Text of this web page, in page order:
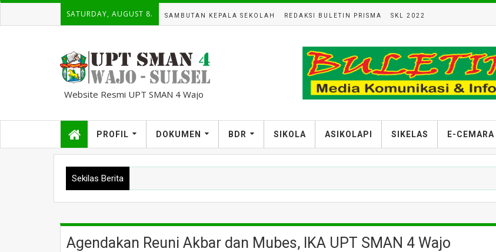
SATURDAY, AUGUST 8. SAMBUTAN KEPALA SEKOLAH REDAKSI BULETIN PRISMA SKL 2022
Website Resmi UPT SMAN 4 Wajo
PROFIL DOKUMEN BDR SIKOLA ASIKOLAPI SIKELAS E-CEMARA
Sekilas Berita
Agendakan Reuni Akbar dan Mubes, IKA UPT SMAN 4 Wajo